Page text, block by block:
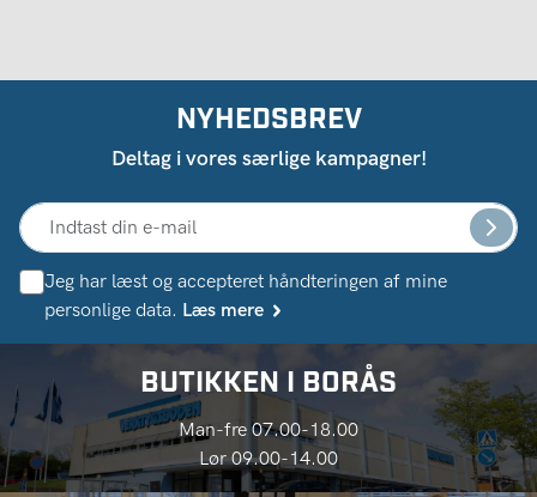
NYHEDSBREV
Deltag i vores særlige kampagner!
Jeg har læst og accepteret håndteringen af ​​mine
personlige data. Læs mere
BUTIKKEN I BORÅS
Man-fre 07.00-18.00
Lør 09.00-14.00